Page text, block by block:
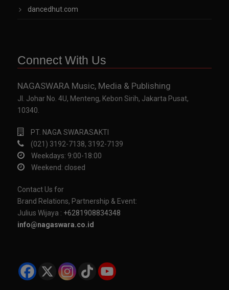
dancedhut.com
Connect With Us
NAGASWARA Music, Media & Publishing
Jl. Johar No. 4U, Menteng, Kebon Sirih, Jakarta Pusat,
10340.
PT. NAGA SWARASAKTI
(021) 3192-7138, 3192-7139
Weekdays: 9:00-18:00
Weekend: closed
Contact Us for
Brand Relations, Partnership & Event:
Julius Wijaya : +6281908834348
info@nagaswara.co.id